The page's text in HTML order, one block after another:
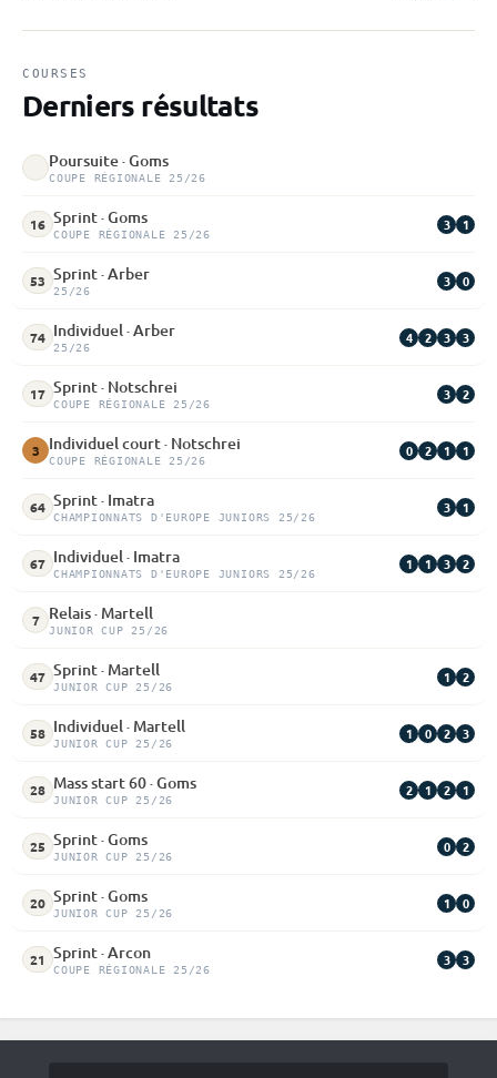
COURSES
Derniers résultats
Poursuite · Goms
COUPE RÉGIONALE 25/26
16 Sprint · Goms
COUPE RÉGIONALE 25/26
3 1
53 Sprint · Arber
25/26
3 0
74 Individuel · Arber
25/26
4 2 3 3
17 Sprint · Notschrei
COUPE RÉGIONALE 25/26
3 2
3 Individuel court · Notschrei
COUPE RÉGIONALE 25/26
0 2 1 1
64 Sprint · Imatra
CHAMPIONNATS D'EUROPE JUNIORS 25/26
3 1
67 Individuel · Imatra
CHAMPIONNATS D'EUROPE JUNIORS 25/26
1 1 3 2
7 Relais · Martell
JUNIOR CUP 25/26
47 Sprint · Martell
JUNIOR CUP 25/26
1 2
58 Individuel · Martell
JUNIOR CUP 25/26
1 0 2 3
28 Mass start 60 · Goms
JUNIOR CUP 25/26
2 1 2 1
25 Sprint · Goms
JUNIOR CUP 25/26
0 2
20 Sprint · Goms
JUNIOR CUP 25/26
1 0
21 Sprint · Arcon
COUPE RÉGIONALE 25/26
3 3